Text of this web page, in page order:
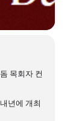
목회자 컨
년에 개최